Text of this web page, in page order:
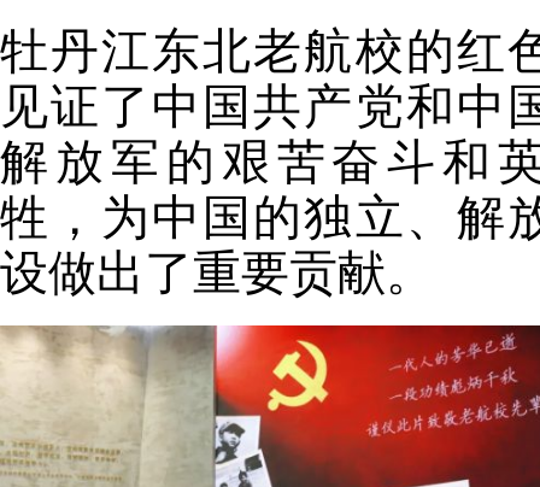
牡丹江东北老航校的红
见证了中国共产党和中
解放军的艰苦奋斗和
牲，为中国的独立、解
设做出了重要贡献。